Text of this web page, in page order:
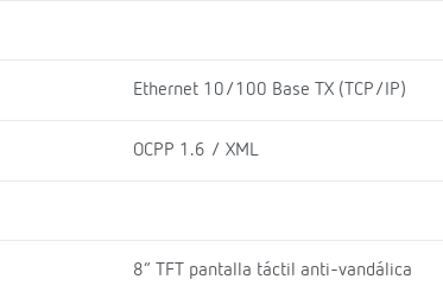
Ethernet 10/100 Base TX (TCP/IP)
OCPP 1.6 / XML
8” TFT pantalla táctil anti-vandálica